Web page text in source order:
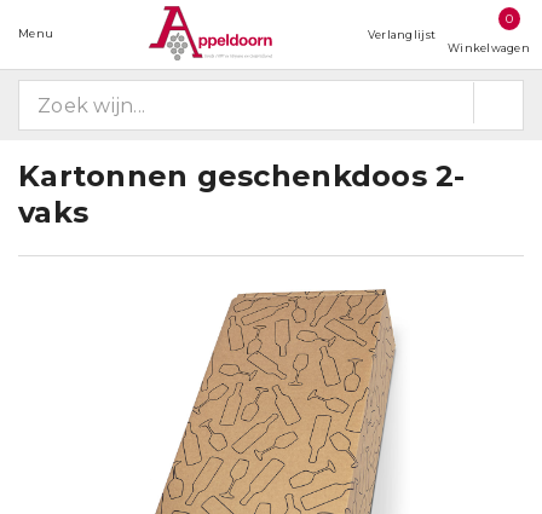
Menu Verlanglijst
0
Winkelwagen
Kartonnen geschenkdoos 2-
vaks